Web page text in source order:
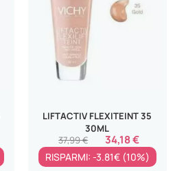
LIFTACTIV FLEXITEINT 35
30ML
34,18 €
37,99 €
RISPARMI: -3.81€ (10%)